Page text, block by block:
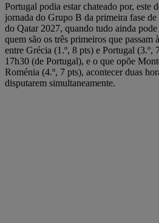
Portugal podia estar chateado por, este
jornada do Grupo B da primeira fase
do Qatar 2027, quando tudo ainda
quem são os três primeiros que passam
entre Grécia (1.º, 8 pts) e Portugal (3.º,
17h30 (de Portugal), e o que opõe
Roménia (4.º, 7 pts), acontecer duas
disputarem simultaneamente.